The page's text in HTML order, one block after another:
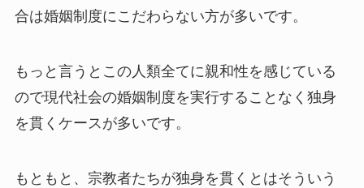
合は婚姻制度にこだわらない方が多いです。
もっと言うとこの人類全てに親和性を感じている
ので現代社会の婚姻制度を実行することなく独身
を貫くケースが多いです。
もともと、宗教者たちが独身を貫くとはそういう